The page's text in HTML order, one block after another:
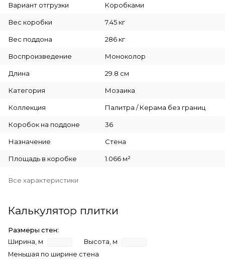
Вариант отгрузки Коробками
Вес коробки 7.45 кг
Вес поддона 286 кг
Воспроизведение Моноколор
Длина 29.8 см
Категория Мозаика
Коллекция Палитра / Керама без границ
Коробок на поддоне 36
Назначение Стена
Площадь в коробке 1.066 м²
Все характеристики
Калькулятор плитки
Размеры стен:
Ширина, м
Высота, м
Меньшая по ширине стена